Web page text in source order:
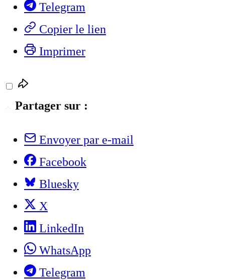
Telegram
Copier le lien
Imprimer
Partager sur :
Envoyer par e-mail
Facebook
Bluesky
X
LinkedIn
WhatsApp
Telegram